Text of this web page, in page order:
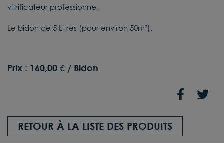
vitrificateur professionnel.
Le bidon de 5 Litres (pour environ 50m²).
Prix : 160,00 € / Bidon
RETOUR À LA LISTE DES PRODUITS